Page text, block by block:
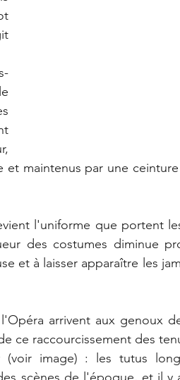
et maintenus par une
l'uniforme que portent
des costumes diminue
et à laisser apparaître les
arrivent aux genoux
ce raccourcissement des
(voir image) : les tutus